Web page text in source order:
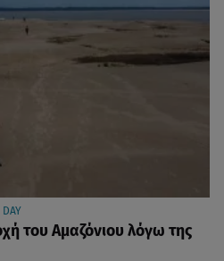
DAY
του Αμαζόνιου λόγω της